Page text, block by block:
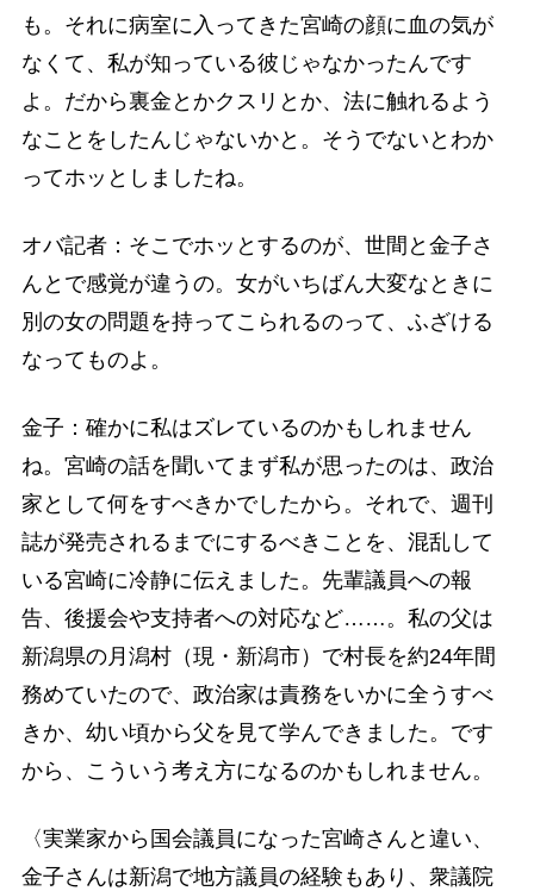
も。それに病室に入ってきた宮崎の顔に血の気が
なくて、私が知っている彼じゃなかったんです
よ。だから裏金とかクスリとか、法に触れるよう
なことをしたんじゃないかと。そうでないとわか
ってホッとしましたね。
オバ記者：そこでホッとするのが、世間と金子さ
んとで感覚が違うの。女がいちばん大変なときに
別の女の問題を持ってこられるのって、ふざける
なってものよ。
金子：確かに私はズレているのかもしれません
ね。宮崎の話を聞いてまず私が思ったのは、政治
家として何をすべきかでしたから。それで、週刊
誌が発売されるまでにするべきことを、混乱して
いる宮崎に冷静に伝えました。先輩議員への報
告、後援会や支持者への対応など……。私の父は
新潟県の月潟村（現・新潟市）で村長を約24年間
務めていたので、政治家は責務をいかに全うすべ
きか、幼い頃から父を見て学んできました。です
から、こういう考え方になるのかもしれません。
〈実業家から国会議員になった宮崎さんと違い、
金子さんは新潟で地方議員の経験もあり、衆議院